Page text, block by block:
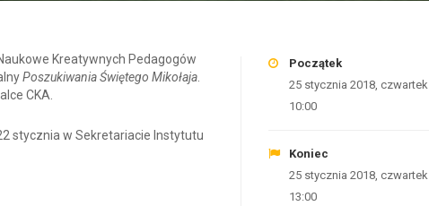
Kreatywnych Pedagogów
Poszukiwania Świętego Mikołaja.
CKA.
stycznia w Sekretariacie Instytutu
Początek
25 stycznia 2018, czwartek
10:00
Koniec
25 stycznia 2018, czwartek
13:00